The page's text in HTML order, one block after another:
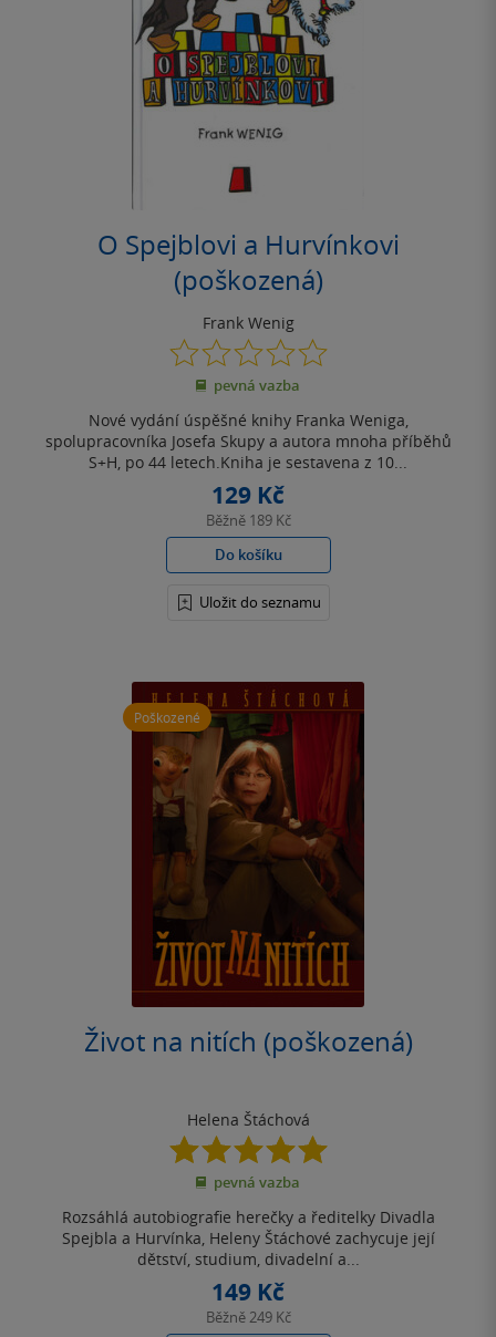
O Spejblovi a Hurvínkovi
(poškozená)
Frank Wenig
0.0
z
5
pevná vazba
Nové vydání úspěšné knihy Franka Weniga,
spolupracovníka Josefa Skupy a autora mnoha příběhů
S+H, po 44 letech.Kniha je sestavena z 10...
129 Kč
Běžně 189 Kč
Do košíku
Uložit do seznamu
Poškozené
Život na nitích (poškozená)
Helena Štáchová
5.0
z
5
pevná vazba
Rozsáhlá autobiografie herečky a ředitelky Divadla
Spejbla a Hurvínka, Heleny Štáchové zachycuje její
dětství, studium, divadelní a...
149 Kč
Běžně249 Kč